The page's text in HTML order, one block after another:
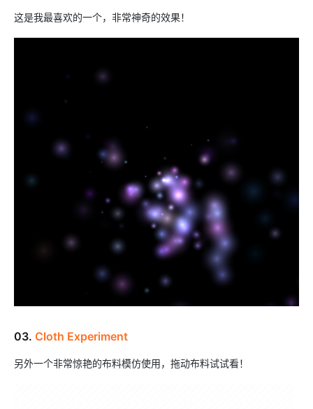
这是我最喜欢的一个，非常神奇的效果！
03. Cloth Experiment
另外一个非常惊艳的布料模仿使用，拖动布料试试看！